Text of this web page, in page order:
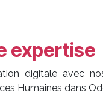
expertise
digitale avec
Humaines dans